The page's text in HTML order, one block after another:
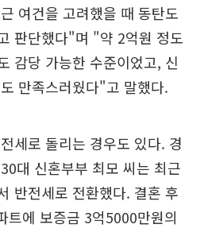
여건을 고려했을 때 동탄도
판단했다"며 "약 2억원 정도
감당 가능한 수준이었고, 신
만족스러웠다"고 말했다.
세로 돌리는 경우도 있다. 경
대 신혼부부 최모 씨는 최근
반전세로 전환했다. 결혼 후
트에 보증금 3억5000만원의